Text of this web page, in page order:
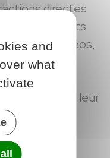
directes
étudiants
visios, de vidéos,
plus de
peuvent
de famille, leur
études.
and
what